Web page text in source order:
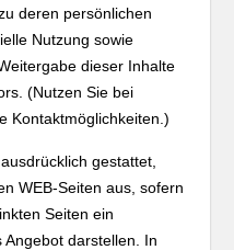
deren persönlichen
Nutzung sowie
dieser Inhalte
(Nutzen Sie bei
Kontaktmöglichkeiten.)
gestattet,
WEB-Seiten aus, sofern
Seiten ein
darstellen. In